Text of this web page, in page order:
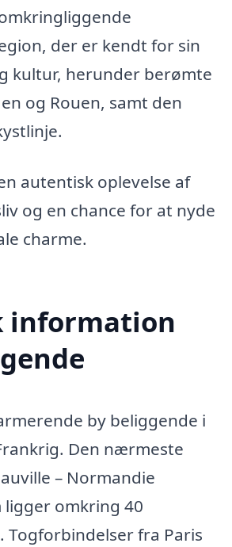
der er kendt for sin
kultur, herunder berømte
og Rouen, samt den
autentisk oplevelse af
og en chance for at nyde
charme.
information
by beliggende i
Den nærmeste
– Normandie
ligger omkring 40
fra Paris